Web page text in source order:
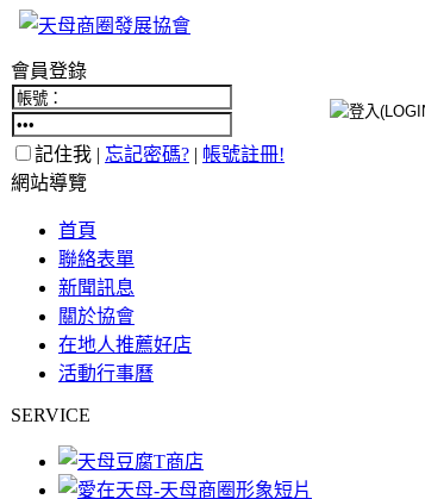
會員登錄
記住我 | 忘記密碼? | 帳號註冊!
網站導覽
首頁
聯絡表單
新聞訊息
關於協會
在地人推薦好店
活動行事曆
SERVICE